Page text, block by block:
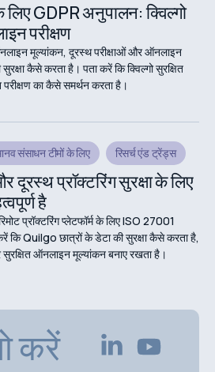
GDPR अनुपालन: क्विल्गो
परीक्षण
मूल्यांकन, दूरस्थ परीक्षाओं और ऑनलाइन
कैसे करता है। पता करें कि क्विल्गो सुरक्षित
का कैसे समर्थन करता है।
संसाधन टीमों के लिए रिसर्च एंड ट्रेंड्स
दूरस्थ प्रॉक्टरिंग सुरक्षा के लिए
है
प्रॉक्टरिंग प्लेटफॉर्म के लिए ISO 27001
कि Quilgo छात्रों के डेटा की सुरक्षा कैसे करता है,
ऑनलाइन मूल्यांकन बनाए रखता है।
करें